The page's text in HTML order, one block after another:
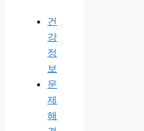
건
강
정
보
문
제
해